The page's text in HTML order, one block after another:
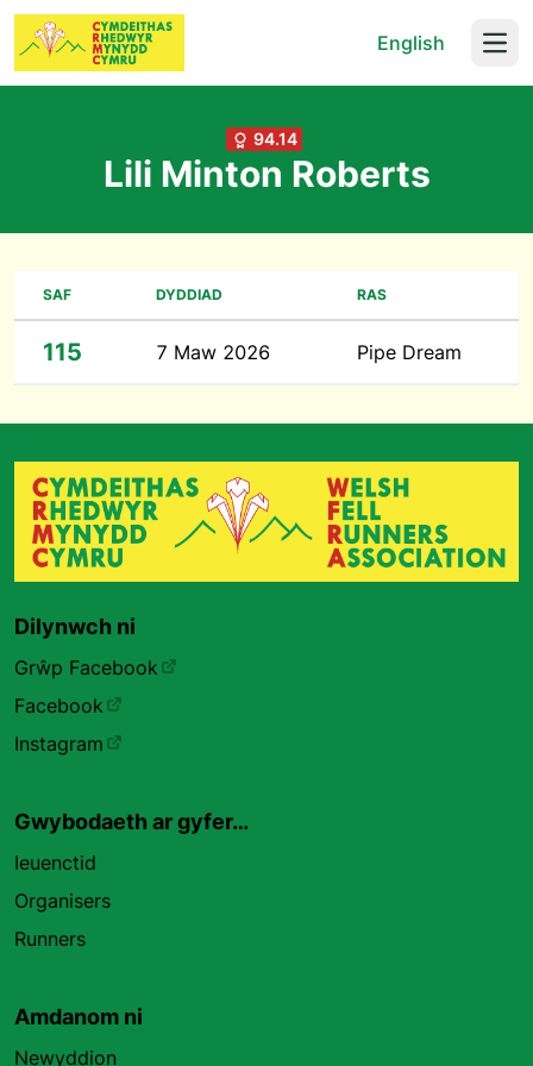
English
94.14
Lili Minton Roberts
SAF DYDDIAD RAS
115 7 Maw 2026 Pipe Dream
Dilynwch ni
Grŵp Facebook
Facebook
Instagram
Gwybodaeth ar gyfer…
Ieuenctid
Organisers
Runners
Amdanom ni
Newyddion